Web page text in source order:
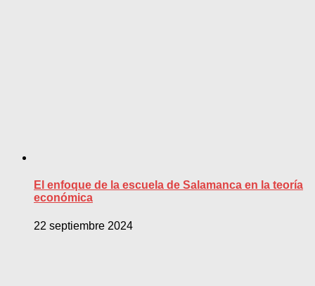
El enfoque de la escuela de Salamanca en la teoría
económica
22 septiembre 2024